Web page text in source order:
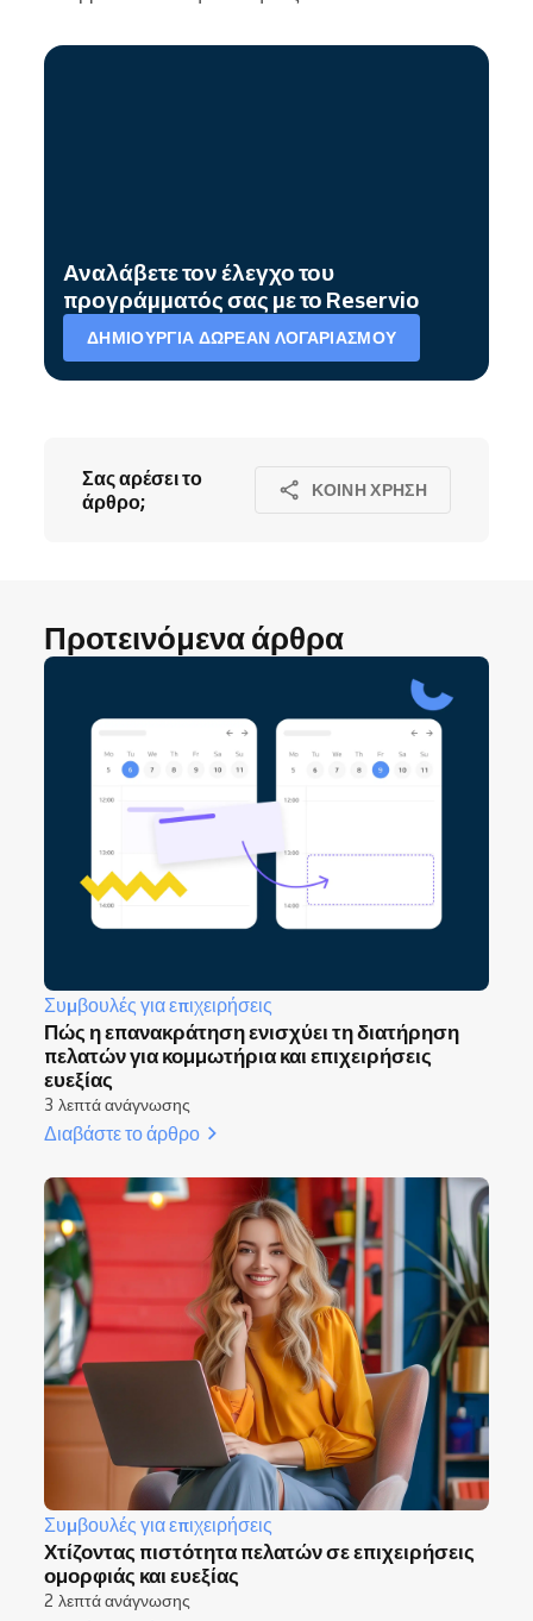
Αναλάβετε τον έλεγχο του
προγράμματός σας με το Reservio
ΔΗΜΙΟΥΡΓΊΑ ΔΩΡΕΆΝ ΛΟΓΑΡΙΑΣΜΟΎ
Σας αρέσει το
άρθρο;
ΚΟΙΝΉ ΧΡΉΣΗ
Προτεινόμενα άρθρα
Συμβουλές για επιχειρήσεις
Πώς η επανακράτηση ενισχύει τη διατήρηση
πελατών για κομμωτήρια και επιχειρήσεις
ευεξίας
3 λεπτά ανάγνωσης
Διαβάστε το άρθρο
Συμβουλές για επιχειρήσεις
Χτίζοντας πιστότητα πελατών σε επιχειρήσεις
ομορφιάς και ευεξίας
2 λεπτά ανάγνωσης